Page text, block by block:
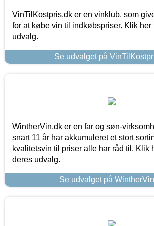
VinTilKostpris.dk er en vinklub, som
for at købe vin til indkøbspriser. Klik her
udvalg.
Se udvalget på
WintherVin.dk er en far og søn-
snart 11 år har akkumuleret et stort
kvalitetsvin til priser alle har råd til. Klik
deres udvalg.
Se udvalget på